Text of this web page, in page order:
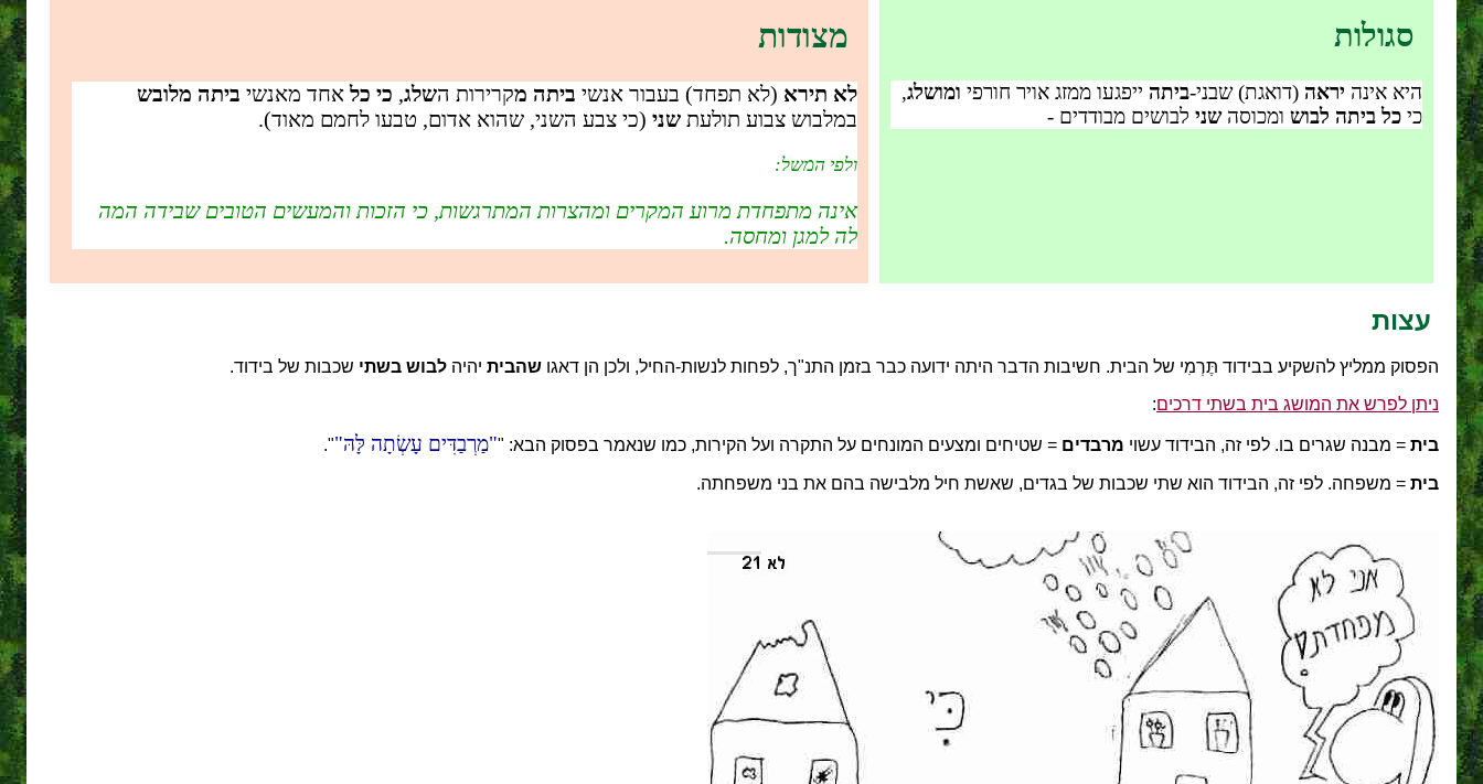
סגולות
היא אינה יראה (דואגת) שבני-ביתה ייפגעו ממזג אויר חורפי ומושלג,
כי כל ביתה לבוש ומכוסהשני לבושים מבודדים -
מצודות
לא תירא (לא תפחד) בעבור אנשי ביתה מקרירות השלג, כי כלאחד מאנשי ביתה מלובש
במלבוש צבוע תולעת שני (כי צבע השני, שהוא אדום, טבעו לחמם מאוד).
ולפי המשל:
אינה מתפחדת מרוע המקרים ומהצרות המתרגשות, כי הזכות והמעשים הטובים שבידה המה
לה למגן ומחסה.
עצות
הפסוק ממליץ להשקיע בבידוד תֶּרְמִי של הבית. חשיבות הדבר היתה ידועה כבר בזמן התנ"ך, לפחות לנשות-החיל, ולכן הן דאגו שהבית יהיה לבוש בשתי שכבות של בידוד.
ניתן לפרש את המושג בית בשתי דרכים:
בית = מבנה שגרים בו. לפי זה, הבידוד עשוי מרבדים = שטיחים ומצעים המונחים על התקרה ועל הקירות, כמו שנאמר בפסוק הבא: " מַרְבַדִּים עָשְׂתָה לָּהּ ".
בית = משפחה. לפי זה, הבידוד הוא שתי שכבות של בגדים, שאשת חיל מלבישה בהם את בני משפחתה.